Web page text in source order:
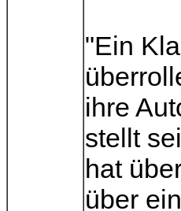
"Ein
ihre
stellt
hat
über